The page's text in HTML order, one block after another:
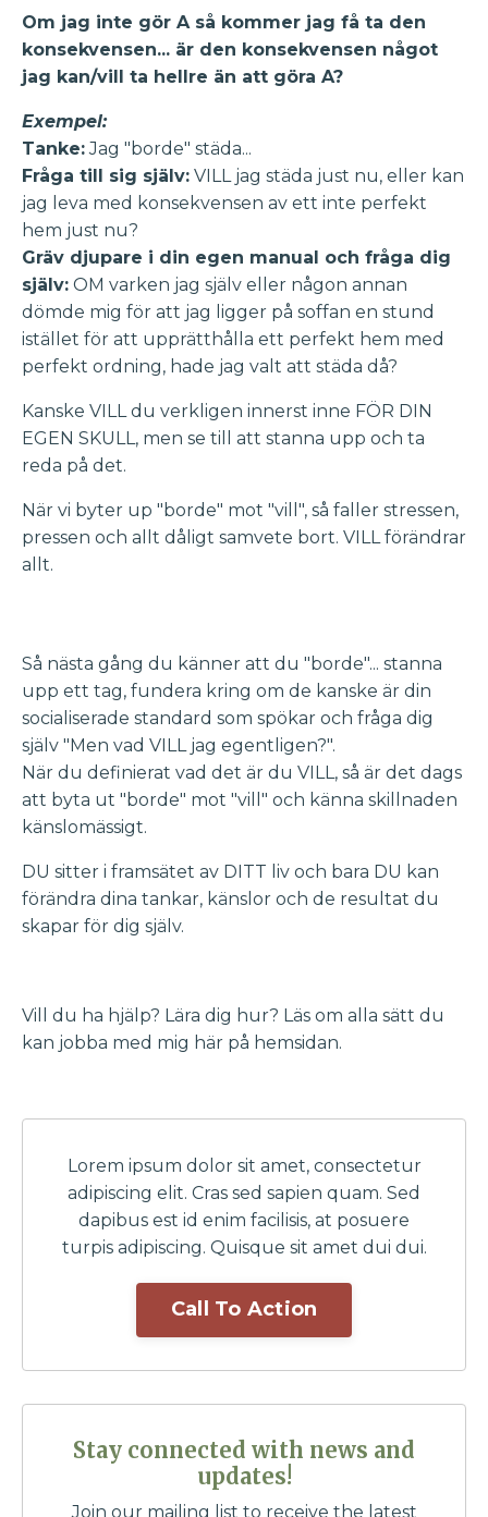
Om jag inte gör A så kommer jag få ta den
konsekvensen... är den konsekvensen något
jag kan/vill ta hellre än att göra A?
Exempel:
Tanke:Jag "borde" städa...
Fråga till sig själv: VILL jag städa just nu, eller kan
jag leva med konsekvensen av ett inte perfekt
hem just nu?
Gräv djupare i din egen manual och fråga dig
själv: OM varken jag själv eller någon annan
dömde mig för att jag ligger på soffan en stund
istället för att upprätthålla ett perfekt hem med
perfekt ordning, hade jag valt att städa då?
Kanske VILL du verkligen innerst inne FÖR DIN
EGEN SKULL, men se till att stanna upp och ta
reda på det.
När vi byter up "borde" mot "vill", så faller stressen,
pressen och allt dåligt samvete bort. VILL förändrar
allt.
Så nästa gång du känner att du "borde"... stanna
upp ett tag, fundera kring om de kanske är din
socialiserade standard som spökar och fråga dig
själv "Men vad VILL jag egentligen?".
När du definierat vad det är du VILL, så är det dags
att byta ut "borde" mot "vill" och känna skillnaden
känslomässigt.
DU sitter i framsätet av DITT liv och bara DU kan
förändra dina tankar, känslor och de resultat du
skapar för dig själv.
Vill du ha hjälp? Lära dig hur? Läs om alla sätt du
kan jobba med mig här på hemsidan.
Lorem ipsum dolor sit amet, consectetur
adipiscing elit. Cras sed sapien quam. Sed
dapibus est id enim facilisis, at posuere
turpis adipiscing. Quisque sit amet dui dui.
Call To Action
Stay connected with news and
updates!
Join our mailing list to receive the latest